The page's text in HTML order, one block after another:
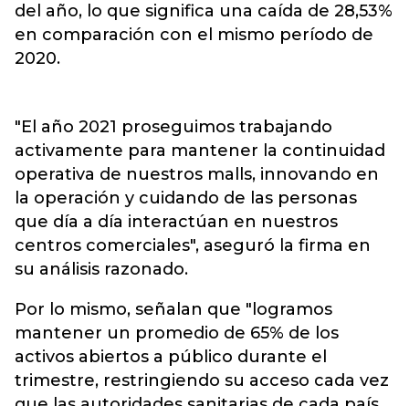
del año, lo que significa una caída de 28,53%
en comparación con el mismo período de
2020.
"El año 2021 proseguimos trabajando
activamente para mantener la continuidad
operativa de nuestros malls, innovando en
la operación y cuidando de las personas
que día a día interactúan en nuestros
centros comerciales", aseguró la firma en
su análisis razonado.
Por lo mismo, señalan que "logramos
mantener un promedio de 65% de los
activos abiertos a público durante el
trimestre, restringiendo su acceso cada vez